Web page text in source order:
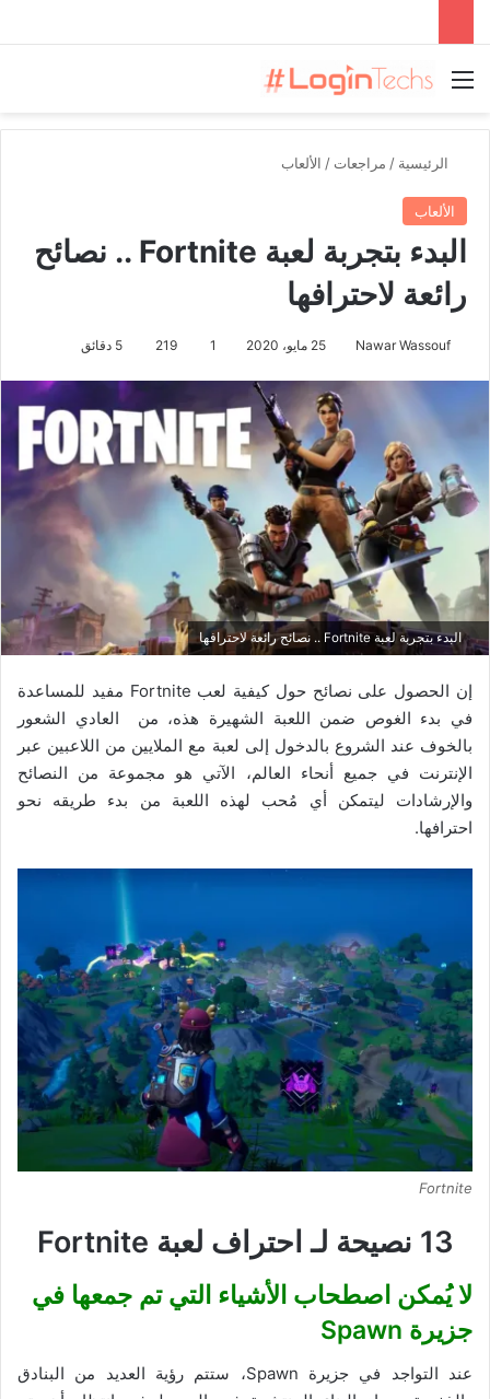
القائمة
الرئيسية / مراجعات / الألعاب
الألعاب
البدء بتجربة لعبة Fortnite .. نصائح
رائعة لاحترافها
Nawar Wassouf 25 مايو، 2020 1
219
البدء بتجربة لعبة Fortnite .. نصائح رائعة لاحترافها
إن الحصول على نصائح حول كيفية لعب Fortnite مفيد للمساعدة
في بدء الغوص ضمن اللعبة الشهيرة هذه، من العادي الشعور
بالخوف عند الشروع بالدخول إلى لعبة مع الملايين من اللاعبين عبر
الإنترنت في جميع أنحاء العالم، الآتي هو مجموعة من النصائح
والإرشادات ليتمكن أي مُحب لهذه اللعبة من بدء طريقه نحو
احترافها.
Fortnite
13 نصيحة لـ احتراف لعبة Fortnite
لا يُمكن اصطحاب الأشياء التي تم جمعها في
جزيرة Spawn
عند التواجد في جزيرة Spawn، ستتم رؤية العديد من البنادق